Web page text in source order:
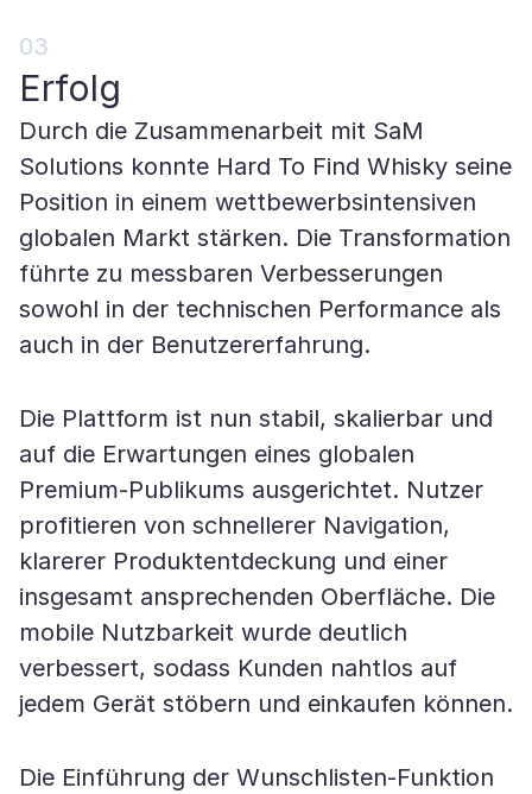
03
Erfolg
Durch die Zusammenarbeit mit SaM
Solutions konnte Hard To Find Whisky seine
Position in einem wettbewerbsintensiven
globalen Markt stärken. Die Transformation
führte zu messbaren Verbesserungen
sowohl in der technischen Performance als
auch in der Benutzererfahrung.
Die Plattform ist nun stabil, skalierbar und
auf die Erwartungen eines globalen
Premium-Publikums ausgerichtet. Nutzer
profitieren von schnellerer Navigation,
klarerer Produktentdeckung und einer
insgesamt ansprechenden Oberfläche. Die
mobile Nutzbarkeit wurde deutlich
verbessert, sodass Kunden nahtlos auf
jedem Gerät stöbern und einkaufen können.
Die Einführung der Wunschlisten-Funktion